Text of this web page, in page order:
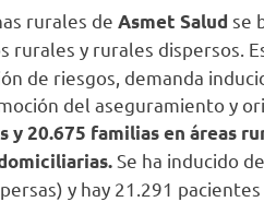
rurales de Asmet Salud se
y rurales dispersos.
de riesgos, demanda
del aseguramiento y
20.675 familias en áreas
Se ha inducido
y hay 21.291